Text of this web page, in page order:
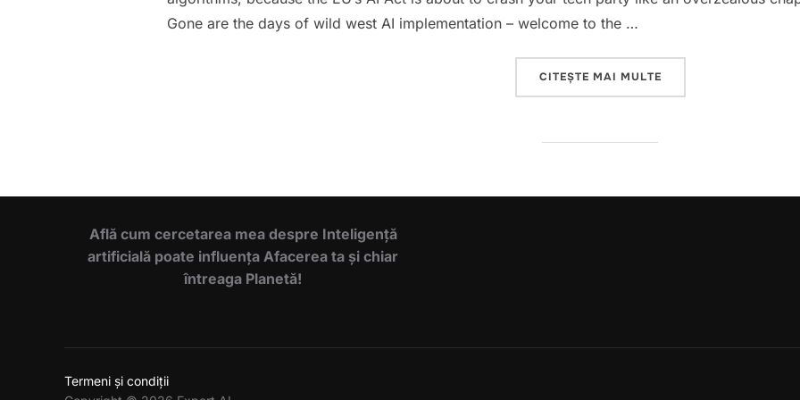
Gone are the days of wild west AI implementation – welcome to the …
CITEȘTE MAI MULTE„THE AI REVOLUTION:
Află cum cercetarea mea despre Inteligență
artificială poate influența Afacerea ta și chiar
întreaga Planetă!
Termeni și condiții